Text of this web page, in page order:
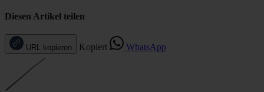
Diesen Artikel teilen
URL kopieren Kopiert WhatsApp